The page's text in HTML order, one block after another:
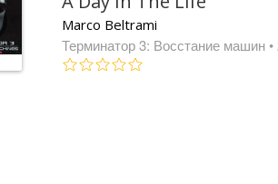
Marco Beltrami
Терминатор 3: Восстание машин